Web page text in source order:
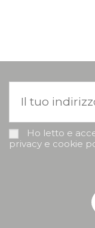
Ho letto e
privacy e cookie